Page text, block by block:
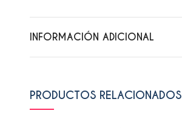
INFORMACIÓN ADICIONAL
PRODUCTOS RELACIONADOS